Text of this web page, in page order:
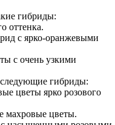
гибриды:
оттенка.
с ярко-оранжевыми
с очень узкими
гибриды:
цветы ярко розового
махровые цветы.